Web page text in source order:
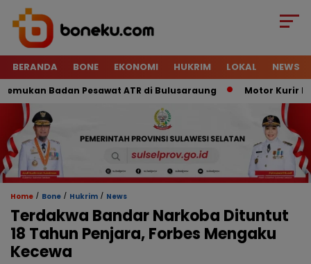
BERANDA BONE EKONOMI HUKRIM LOKAL NEWS
Badan Pesawat ATR di Bulusaraung Motor Kurir Raib
Home / Bone / Hukrim / News
Terdakwa Bandar Narkoba Dituntut
18 Tahun Penjara, Forbes Mengaku
Kecewa